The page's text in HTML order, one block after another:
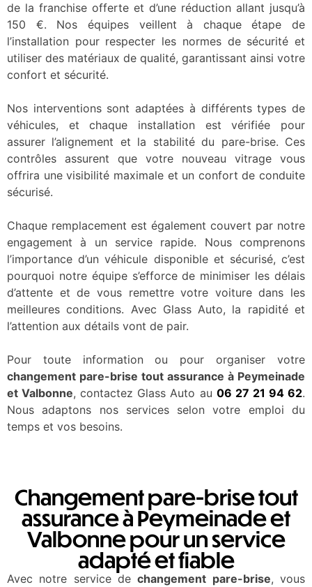
de la franchise offerte et d’une réduction allant jusqu’à
150 €. Nos équipes veillent à chaque étape de
l’installation pour respecter les normes de sécurité et
utiliser des matériaux de qualité, garantissant ainsi votre
confort et sécurité.
Nos interventions sont adaptées à différents types de
véhicules, et chaque installation est vérifiée pour
assurer l’alignement et la stabilité du pare-brise. Ces
contrôles assurent que votre nouveau vitrage vous
offrira une visibilité maximale et un confort de conduite
sécurisé.
Chaque remplacement est également couvert par notre
engagement à un service rapide. Nous comprenons
l’importance d’un véhicule disponible et sécurisé, c’est
pourquoi notre équipe s’efforce de minimiser les délais
d’attente et de vous remettre votre voiture dans les
meilleures conditions. Avec Glass Auto, la rapidité et
l’attention aux détails vont de pair.
Pour toute information ou pour organiser votre
changement pare-brise tout assurance à Peymeinade
et Valbonne, contactez Glass Auto au 06 27 21 94 62.
Nous adaptons nos services selon votre emploi du
temps et vos besoins.
Changement pare-brise tout
assurance à Peymeinade et
Valbonne pour un service
adapté et fiable
Avec notre service dechangement pare-brise, vous